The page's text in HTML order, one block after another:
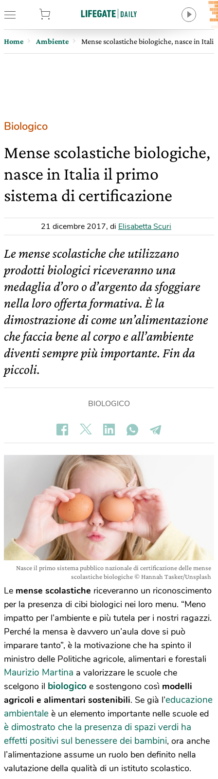
Home Ambiente Mense scolastiche biologiche, nasce in
Biologico
Mense scolastiche biologiche,
nasce in Italia il primo
sistema di certificazione
21 dicembre 2017, di Elisabetta Scuri
Le mense scolastiche che utilizzano
prodotti biologici riceveranno una
medaglia d’oro o d’argento da sfoggiare
nella loro offerta formativa. È la
dimostrazione di come un’alimentazione
che faccia bene al corpo e all’ambiente
diventi sempre più importante. Fin da
piccoli.
BIOLOGICO
Nasce il primo sistema pubblico nazionale di certificazione delle mense
scolastiche biologiche © Hannah Tasker/Unsplash
Le mense scolastiche riceveranno un riconoscimento
per la presenza di cibi biologici nei loro menu. “Meno
impatto per l’ambiente e più tutela per i nostri ragazzi.
Perché la mensa è davvero un’aula dove si può
imparare tanto”, è la motivazione che ha spinto il
ministro delle Politiche agricole, alimentari e forestali
Maurizio Martina a valorizzare le scuole che
scelgono il biologico e sostengono così modelli
agricoli e alimentari sostenibili. Se già l’educazione
ambientale è un elemento importante nelle scuole ed
è dimostrato che la presenza di spazi verdi ha
effetti positivi sul benessere dei bambini, ora anche
l’alimentazione assume un ruolo ben definito nella
valutazione della qualità di un istituto scolastico.